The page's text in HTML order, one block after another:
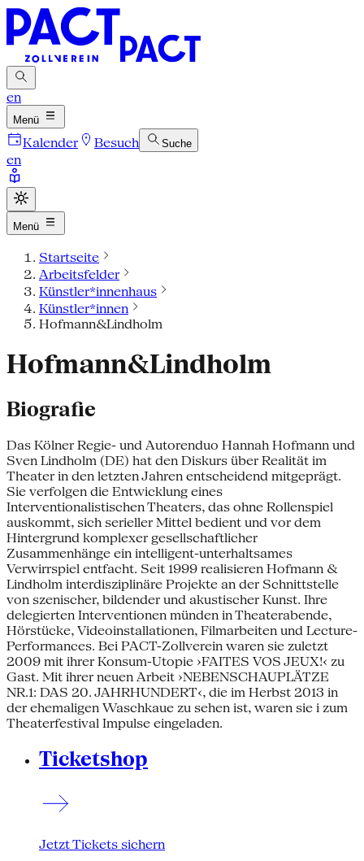
en
Menü
Kalender Besuch Suche
en
Menü
Startseite
Arbeitsfelder
Künstler*innenhaus
Künstler*innen
Hofmann&Lindholm
Hofmann&Lindholm
Biografie
Das Kölner Regie- und Autorenduo Hannah Hofmann und
Sven Lindholm (DE) hat den Diskurs über Realität im
Theater in den letzten Jahren entscheidend mitgeprägt.
Sie verfolgen die Entwicklung eines
Interventionalistischen Theaters, das ohne Rollenspiel
auskommt, sich serieller Mittel bedient und vor dem
Hintergrund komplexer gesellschaftlicher
Zusammenhänge ein intelligent-unterhaltsames
Verwirrspiel entfacht. Seit 1999 realisieren Hofmann &
Lindholm interdisziplinäre Projekte an der Schnittstelle
von szenischer, bildender und akustischer Kunst. Ihre
delegierten Interventionen münden in Theaterabende,
Hörstücke, Videoinstallationen, Filmarbeiten und Lecture-
Performances. Bei PACT-Zollverein waren sie zuletzt
2009 mit ihrer Konsum-Utopie ›FAITES VOS JEUX!‹ zu
Gast. Mit ihrer neuen Arbeit ›NEBENSCHAUPLÄTZE
NR.1: DAS 20. JAHRHUNDERT‹, die im Herbst 2013 in
der ehemaligen Waschkaue zu sehen ist, waren sie i zum
Theaterfestival Impulse eingeladen.
Ticketshop
Jetzt Tickets sichern